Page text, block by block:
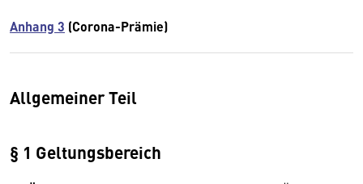
Anhang 3 (Corona-Prämie)
Allgemeiner Teil
§ 1 Geltungsbereich